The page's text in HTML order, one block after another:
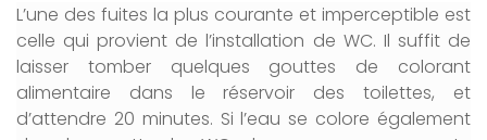
L’une des fuites la plus courante et imperceptible est
celle qui provient de l’installation de WC. Il suffit de
laisser tomber quelques gouttes de colorant
alimentaire dans le réservoir des toilettes, et
d’attendre 20 minutes. Si l’eau se colore également